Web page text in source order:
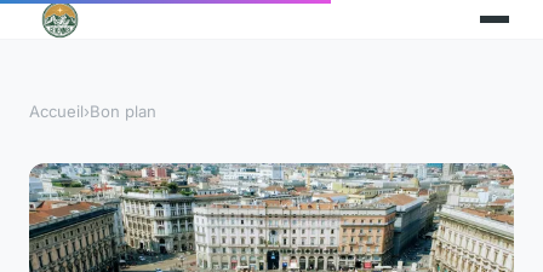
Accueil›Bon plan